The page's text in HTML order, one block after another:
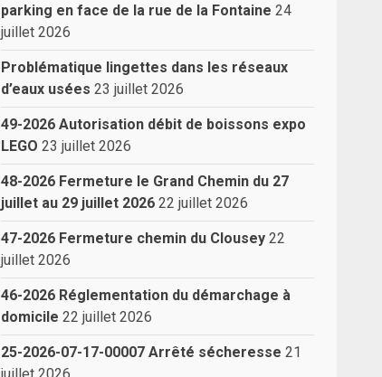
parking en face de la rue de la Fontaine 24
juillet 2026
Problématique lingettes dans les réseaux
d’eaux usées 23 juillet 2026
49-2026 Autorisation débit de boissons expo
LEGO 23 juillet 2026
48-2026 Fermeture le Grand Chemin du 27
juillet au 29 juillet 2026 22 juillet 2026
47-2026 Fermeture chemin du Clousey 22
juillet 2026
46-2026 Réglementation du démarchage à
domicile 22 juillet 2026
25-2026-07-17-00007 Arrêté sécheresse 21
juillet 2026